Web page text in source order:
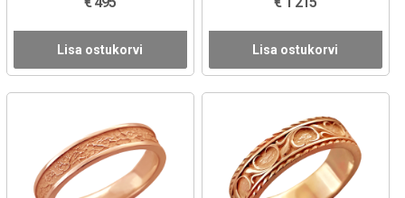
Lisa ostukorvi Lisa ostukorvi